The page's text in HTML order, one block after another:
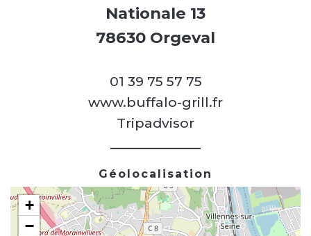
Nationale 13
78630 Orgeval
01 39 75 57 75
www.buffalo-grill.fr
Tripadvisor
Géolocalisation
+
−